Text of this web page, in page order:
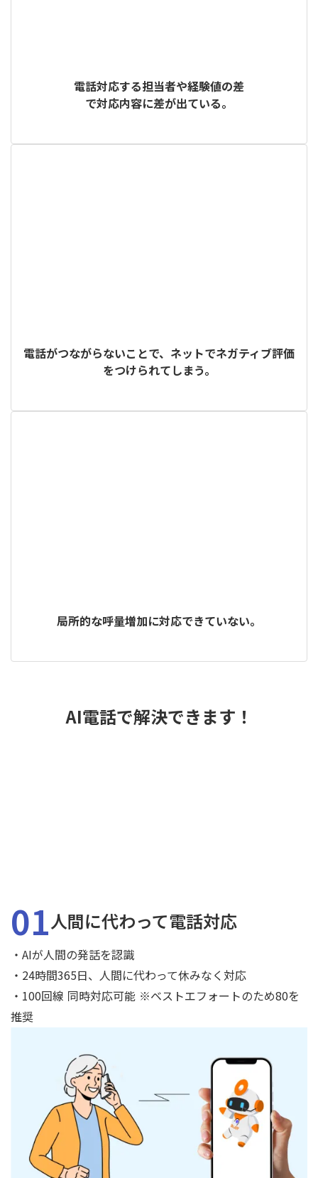
電話対応する担当者や経験値の差
で対応内容に差が出ている。
電話がつながらないことで、ネットでネガティブ評価
をつけられてしまう。
局所的な呼量増加に対応できていない。
AI電話で解決できます！
01人間に代わって電話対応
・AIが人間の発話を認識
・24時間365日、人間に代わって休みなく対応
・100回線 同時対応可能 ※ベストエフォートのため80を
推奨